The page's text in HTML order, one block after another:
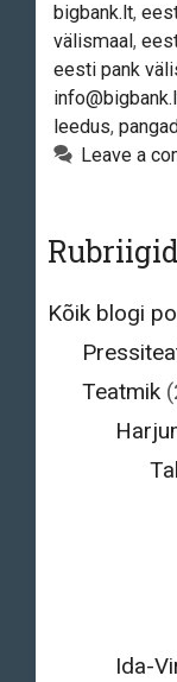
bigbank.lt,
välismaal ,
eesti pank
leedus,
Leave a
Rubriigid
Kõik blogi
Teatmik
Ida-